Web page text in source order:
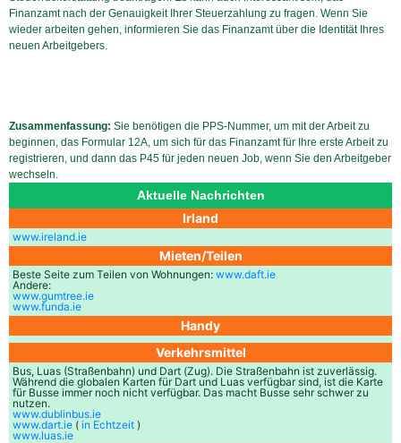
Finanzamt nach der Genauigkeit Ihrer Steuerzahlung zu fragen. Wenn Sie
wieder arbeiten gehen, informieren Sie das Finanzamt über die Identität Ihres
neuen Arbeitgebers.
Zusammenfassung: Sie benötigen die PPS-Nummer, um mit der Arbeit zu
beginnen, das Formular 12A, um sich für das Finanzamt für Ihre erste Arbeit zu
registrieren, und dann das P45 für jeden neuen Job, wenn Sie den Arbeitgeber
wechseln.
Aktuelle Nachrichten
Irland
www.ireland.ie
Mieten/Teilen
Beste Seite zum Teilen von Wohnungen: www.daft.ie
Andere:
www.gumtree.ie
www.funda.ie
Handy
Verkehrsmittel
Bus, Luas (Straßenbahn) und Dart (Zug). Die Straßenbahn ist zuverlässig.
Während die globalen Karten für Dart und Luas verfügbar sind, ist die Karte
für Busse immer noch nicht verfügbar. Das macht Busse sehr schwer zu
nutzen.
www.dublinbus.ie
www.dart.ie ( in Echtzeit )
www.luas.ie